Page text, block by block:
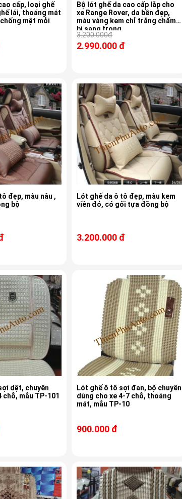
cấp, loại ghế
lái, thoáng mát
mệt mỏi
Bộ lót ghế da cao cấp lắp cho
xe Range Rover, da bền đẹp,
màu vàng kem chỉ trắng chấm
bi sang trọng
3.200.000đ
2.990.000 đ
đẹp, màu nâu ,
bộ
Lót ghế da ô tô đẹp, màu kem
viền đỏ, có gối tựa đồng bộ
3.200.000 đ
dệt, chuyên
chỗ, mẫu TP-101
Lót ghế ô tô sợi đan, bộ chuyên
dùng cho xe 4-7 chỗ, thoáng
mát, mẫu TP-10
900.000 đ